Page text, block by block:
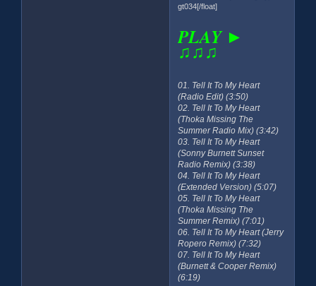
gt034[/float]
PLAY ►
♫♫♫
01. Tell It To My Heart
(Radio Edit) (3:50)
02. Tell It To My Heart
(Thoka Missing The
Summer Radio Mix) (3:42)
03. Tell It To My Heart
(Sonny Burnett Sunset
Radio Remix) (3:38)
04. Tell It To My Heart
(Extended Version) (5:07)
05. Tell It To My Heart
(Thoka Missing The
Summer Remix) (7:01)
06. Tell It To My Heart (Jerry
Ropero Remix) (7:32)
07. Tell It To My Heart
(Burnett & Cooper Remix)
(6:19)